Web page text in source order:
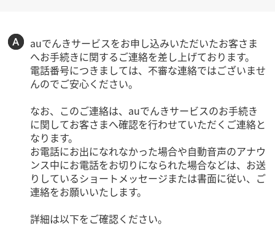
auでんきサービスをお申し込みいただいたお客さま
へお手続きに関するご連絡を差し上げております。
電話番号につきましては、不審な連絡ではございませ
んのでご安心ください。
なお、このご連絡は、auでんきサービスのお手続き
に関してお客さまへ確認を行わせていただくご連絡と
なります。
お電話にお出になれなかった場合や自動音声のアナウ
ンス中にお電話をお切りになられた場合などは、お送
りしているショートメッセージまたは書面に従い、ご
連絡をお願いいたします。
詳細は以下をご確認ください。